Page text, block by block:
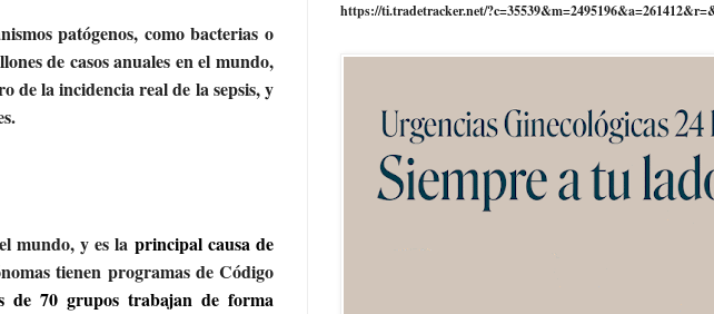
patógenos, como bacterias o
de casos anuales en el mundo,
de la incidencia real de la sepsis, y
mundo, y es laprincipal causa de
tienen programas de Código
de 70 grupos trabajan de forma
https://ti.tradetracker.net/